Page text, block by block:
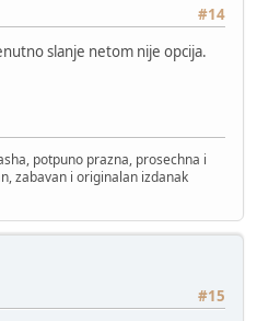
#14
slanje netom nije opcija.
potpuno prazna, prosechna i
zabavan i originalan izdanak
#15